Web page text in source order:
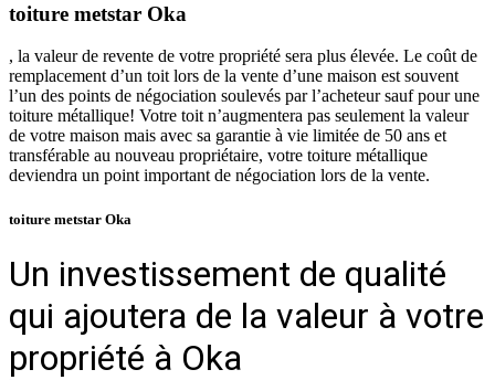
toiture metstar Oka
, la valeur de revente de votre propriété sera plus élevée. Le coût de
remplacement d’un toit lors de la vente d’une maison est souvent
l’un des points de négociation soulevés par l’acheteur sauf pour une
toiture métallique! Votre toit n’augmentera pas seulement la valeur
de votre maison mais avec sa garantie à vie limitée de 50 ans et
transférable au nouveau propriétaire, votre toiture métallique
deviendra un point important de négociation lors de la vente.
toiture metstar Oka
Un investissement de qualité
qui ajoutera de la valeur à votre
propriété à Oka